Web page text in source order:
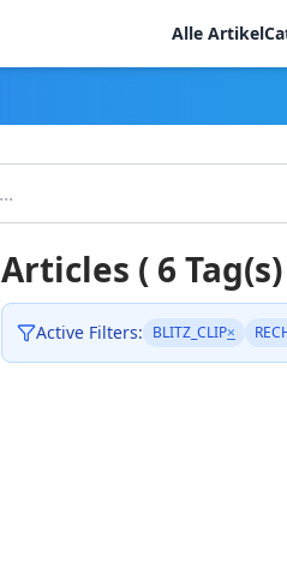
Alle Artikel
Articles ( 6
Active Filters: BLITZ_CLIP×